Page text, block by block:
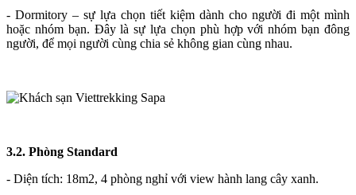
- Dormitory – sự lựa chọn tiết kiệm dành cho người đi một mình
hoặc nhóm bạn. Đây là sự lựa chọn phù hợp với nhóm bạn đông
người, để mọi người cùng chia sẻ không gian cùng nhau.
3.2. Phòng Standard
- Diện tích: 18m2, 4 phòng nghỉ với view hành lang cây xanh.